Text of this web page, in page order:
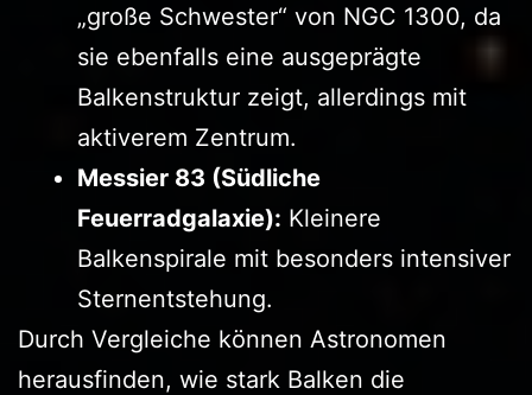
„große Schwester“ von NGC 1300, da
sie ebenfalls eine ausgeprägte
Balkenstruktur zeigt, allerdings mit
aktiverem Zentrum.
Messier 83 (Südliche
Feuerradgalaxie): Kleinere
Balkenspirale mit besonders intensiver
Sternentstehung.
Durch Vergleiche können Astronomen
herausfinden, wie stark Balken die